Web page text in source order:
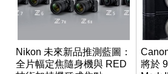
Nikon 未來新品推測藍圖：
全片幅定焦隨身機與 RED
將於